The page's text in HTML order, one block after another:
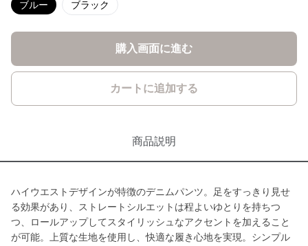
ブルー ブラック
購入画面に進む
カートに追加する
商品説明
ハイウエストデザインが特徴のデニムパンツ。足をすっきり見せ
る効果があり、ストレートシルエットは程よいゆとりを持ちつ
つ、ロールアップしてスタイリッシュなアクセントを加えること
が可能。上質な生地を使用し、快適な履き心地を実現。シンプル